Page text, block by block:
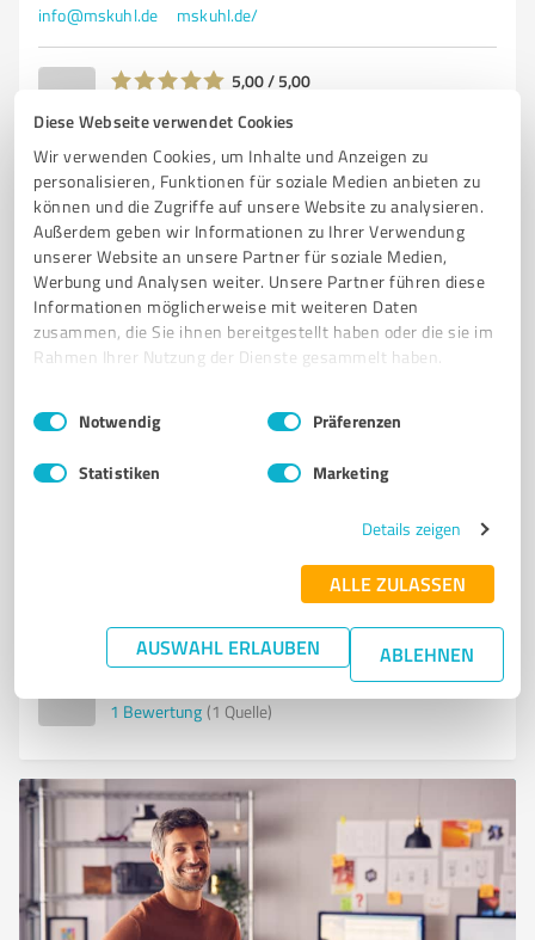
Diese Webseite verwendet Cookies
Wir verwenden Cookies, um Inhalte und Anzeigen zu
personalisieren, Funktionen für soziale Medien anbieten zu
können und die Zugriffe auf unsere Website zu analysieren.
Außerdem geben wir Informationen zu Ihrer Verwendung
unserer Website an unsere Partner für soziale Medien,
Werbung und Analysen weiter. Unsere Partner führen diese
Informationen möglicherweise mit weiteren Daten
zusammen, die Sie ihnen bereitgestellt haben oder die sie im
Rahmen Ihrer Nutzung der Dienste gesammelt haben.
Impressum Datenschutzbestimmungen
Einwilligungsauswahl
Notwendig Präferenzen
Statistiken Marketing
Details zeigen
ALLE ZULASSEN
AUSWAHL ERLAUBEN ABLEHNEN
info@mskuhl.de mskuhl.de/
5,00 / 5,00
5 Events & Entertainment
Kaiser GmbH Bühnentechnik und
Maschinenbau
Veranstaltungstechnik und Bühnentechnik von Kaiser
GmbH in Moosbach
TRIBÜNENBAU MOOSBACH VERANSTALTUNGSTECHNIK-DIENSTLEISTUNG
MOBILE TRIBÜNENSYSTEME KLAPPTRIBÜNEN
Schießtrath 14, 92709 Moosbach
1 Bewertung (1 Quelle)